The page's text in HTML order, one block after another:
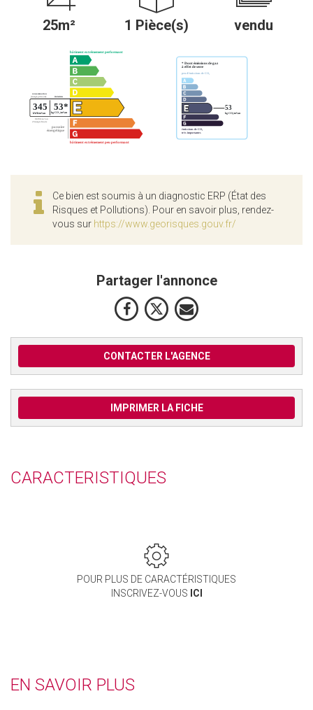
25m² 1 Pièce(s) vendu
Ce bien est soumis à un diagnostic ERP (État des
Risques et Pollutions). Pour en savoir plus, rendez-
vous sur https://www.georisques.gouv.fr/
Partager l'annonce
CONTACTER L'AGENCE
IMPRIMER LA FICHE
CARACTERISTIQUES
POUR PLUS DE CARACTÉRISTIQUES
INSCRIVEZ-VOUS ICI
EN SAVOIR PLUS